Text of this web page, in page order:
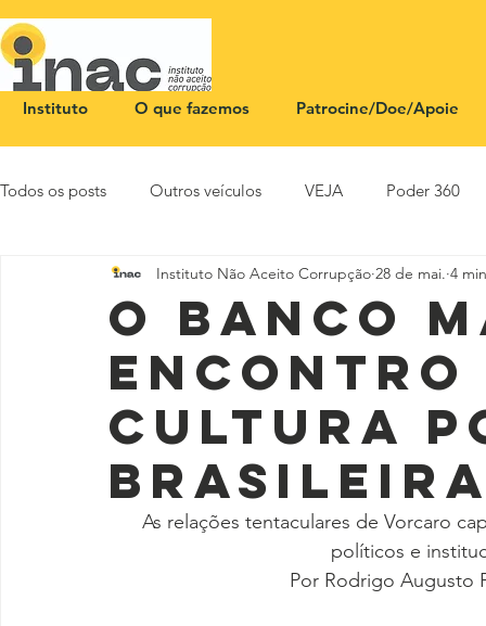
Instituto O que fazemos Patrocine/Doe/Apoie
Todos os posts Outros veículos VEJA Poder 360
NOTA PÚBLICA CEID SBT News Rádio
O Banco
encontro
cultura
Instituto Não Aceito Corrupção 28 de mai. 4
As relações tentaculares de Vorcaro
políticos e
Por Rodrigo Augusto